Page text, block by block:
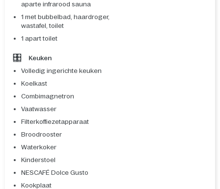
aparte infrarood sauna
1 met bubbelbad, haardroger,
wastafel, toilet
1 apart toilet
Keuken
Volledig ingerichte keuken
Koelkast
Combimagnetron
Vaatwasser
Filterkoffiezetapparaat
Broodrooster
Waterkoker
Kinderstoel
NESCAFÉ Dolce Gusto
Kookplaat